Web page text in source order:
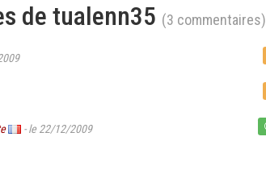
de tualenn35 (3 commentaires)
- le 22/12/2009